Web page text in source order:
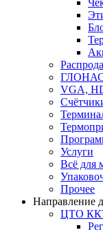
VGA,
Услуги
Всё для
Прочее
Направление
ЦТО